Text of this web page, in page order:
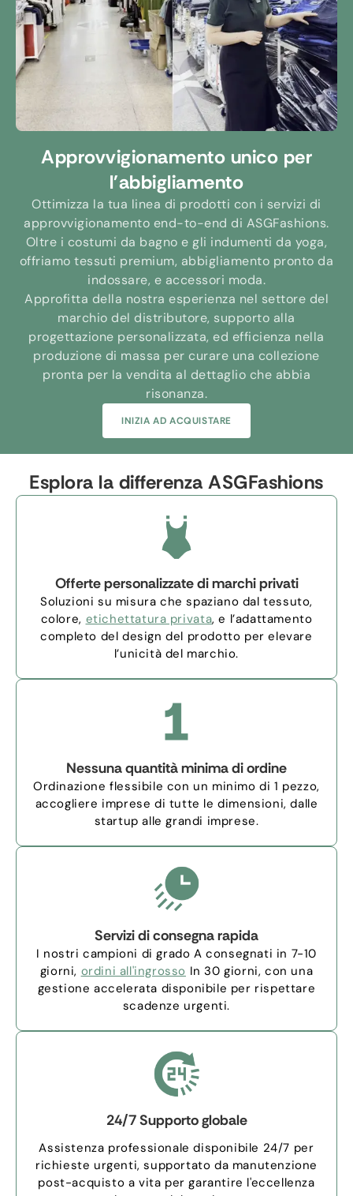
Approvvigionamento unico per
l'abbigliamento
Ottimizza la tua linea di prodotti con i servizi di
approvvigionamento end-to-end di ASGFashions.
Oltre i costumi da bagno e gli indumenti da yoga,
offriamo tessuti premium, abbigliamento pronto da
indossare, e accessori moda.
Approfitta della nostra esperienza nel settore del
marchio del distributore, supporto alla
progettazione personalizzata, ed efficienza nella
produzione di massa per curare una collezione
pronta per la vendita al dettaglio che abbia
risonanza.
INIZIA AD ACQUISTARE
Esplora la differenza ASGFashions
Offerte personalizzate di marchi privati
Soluzioni su misura che spaziano dal tessuto,
colore, etichettatura privata, e l’adattamento
completo del design del prodotto per elevare
l’unicità del marchio.
Nessuna quantità minima di ordine
Ordinazione flessibile con un minimo di 1 pezzo,
accogliere imprese di tutte le dimensioni, dalle
startup alle grandi imprese.
Servizi di consegna rapida
I nostri campioni di grado A consegnati in 7-10
giorni, ordini all'ingrosso In 30 giorni, con una
gestione accelerata disponibile per rispettare
scadenze urgenti.
24/7 Supporto globale
Assistenza professionale disponibile 24/7 per
richieste urgenti, supportato da manutenzione
post-acquisto a vita per garantire l'eccellenza